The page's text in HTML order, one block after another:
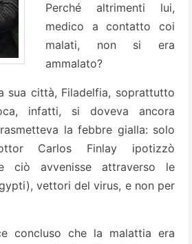
Perché altrimenti lui,
medico a contatto coi
malati, non si era
ammalato?
sua città, Filadelfia, soprattutto
infatti, si doveva ancora
la febbre gialla: solo
Carlos Finlay ipotizzò
ciò avvenisse attraverso le
vettori del virus, e non per
concluso che la malattia era